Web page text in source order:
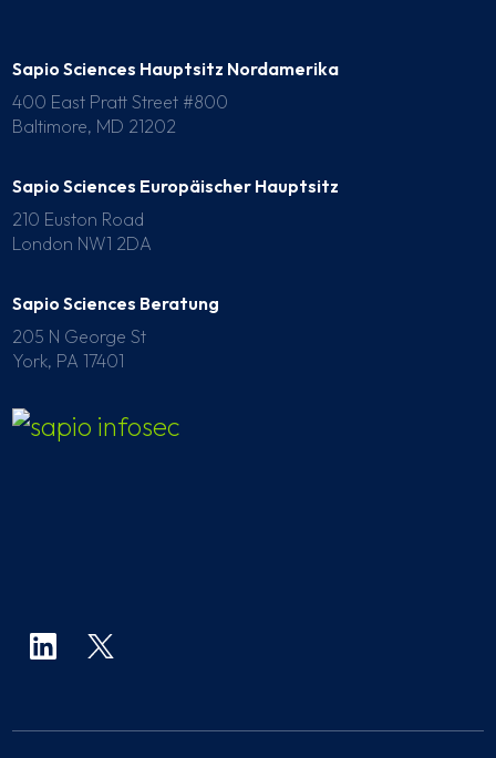
Sapio Sciences Hauptsitz Nordamerika
400 East Pratt Street #800
Baltimore, MD 21202
Sapio Sciences Europäischer Hauptsitz
210 Euston Road
London NW1 2DA
Sapio Sciences Beratung
205 N George St
York, PA 17401